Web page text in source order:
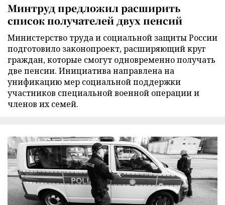
Минтруд предложил расширить
список получателей двух пенсий
Министерство труда и социальной защиты России
подготовило законопроект, расширяющий круг
граждан, которые смогут одновременно получать
две пенсии. Инициатива направлена на
унификацию мер социальной поддержки
участников специальной военной операции и
членов их семей.